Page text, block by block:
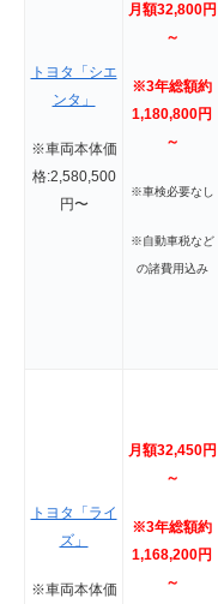
トヨタ「シエ
ンタ」
※車両本体価
格:2,580,500
円〜
月額32,800円
～
※3年総額約
1,180,800円
～
※車検必要なし
※自動車税など
の諸費用込み
トヨタ「ライ
ズ」
※車両本体価
月額32,450円
～
※3年総額約
1,168,200円
～